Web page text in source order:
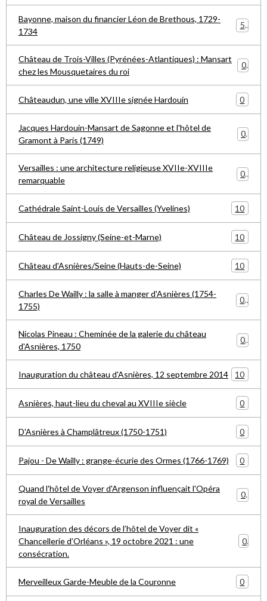
Bayonne, maison du financier Léon de Brethous, 1729-
1734
5
Château de Trois-Villes (Pyrénées-Atlantiques) : Mansart
chez les Mousquetaires du roi
0
Châteaudun, une ville XVIIIe signée Hardouin 0
Jacques Hardouin-Mansart de Sagonne et l'hôtel de
Gramont à Paris (1749)
0
Versailles : une architecture religieuse XVIIe-XVIIIe
remarquable
0
Cathédrale Saint-Louis de Versailles (Yvelines) 10
Château de Jossigny (Seine-et-Marne) 10
Château d'Asnières/Seine (Hauts-de-Seine) 10
Charles De Wailly : la salle à manger d'Asnières (1754-
1755)
0
Nicolas Pineau : Cheminée de la galerie du château
d'Asnières, 1750
0
Inauguration du château d'Asnières, 12 septembre 2014 10
Asnières, haut-lieu du cheval au XVIIIe siècle 0
D'Asnières à Champlâtreux (1750-1751) 0
Pajou - De Wailly : grange-écurie des Ormes (1766-1769) 0
Quand l'hôtel de Voyer d'Argenson influençait l'Opéra
royal de Versailles
0
Inauguration des décors de l’hôtel de Voyer dit «
Chancellerie d’Orléans », 19 octobre 2021 : une
consécration.
0
Merveilleux Garde-Meuble de la Couronne 0